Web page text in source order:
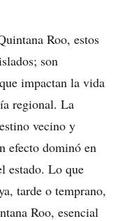
Roo, estos
son
impactan la vida
regional. La
vecino y
efecto dominó en
estado. Lo que
tarde o temprano,
Roo, esencial